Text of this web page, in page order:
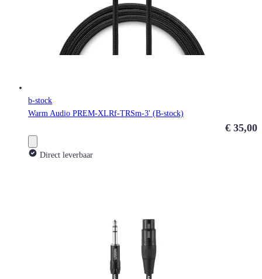
b-stock
Warm Audio PREM-XLRf-TRSm-3' (B-stock)
€ 35,00
Direct leverbaar